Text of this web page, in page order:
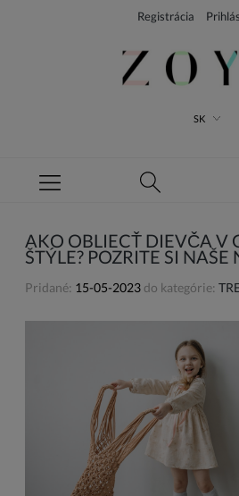
Registrácia
SK
AKO OBLIECŤ DIEVČA V
ŠTÝLE? POZRITE SI NAŠE
Pridané: 15-05-2023 do kategórie: